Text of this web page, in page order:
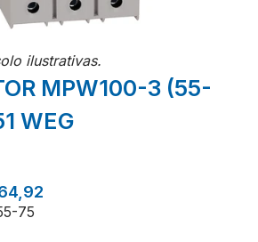
ilustrativas.
MPW100-3 (55-
WEG
75